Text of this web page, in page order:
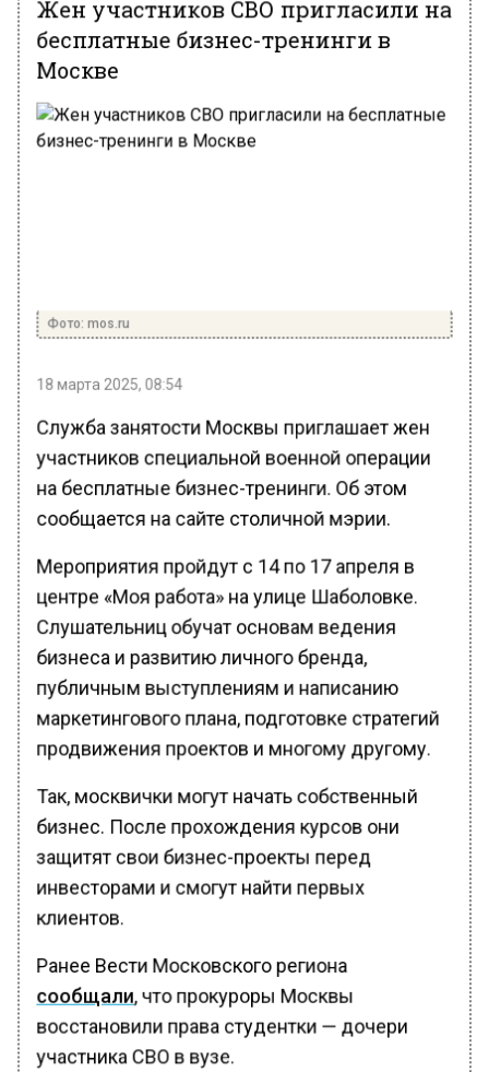
бесплатные бизнес-тренинги в
Москве
Фото: mos.ru
18 марта 2025, 08:54
Служба занятости Москвы приглашает жен
участников специальной военной операции
на бесплатные бизнес-тренинги. Об этом
сообщается на сайте столичной мэрии.
Мероприятия пройдут с 14 по 17 апреля в
центре «Моя работа» на улице Шаболовке.
Слушательниц обучат основам ведения
бизнеса и развитию личного бренда,
публичным выступлениям и написанию
маркетингового плана, подготовке стратегий
продвижения проектов и многому другому.
Так, москвички могут начать собственный
бизнес. После прохождения курсов они
защитят свои бизнес-проекты перед
инвесторами и смогут найти первых
клиентов.
Ранее Вести Московского региона
сообщали, что прокуроры Москвы
восстановили права студентки — дочери
участника СВО в вузе.